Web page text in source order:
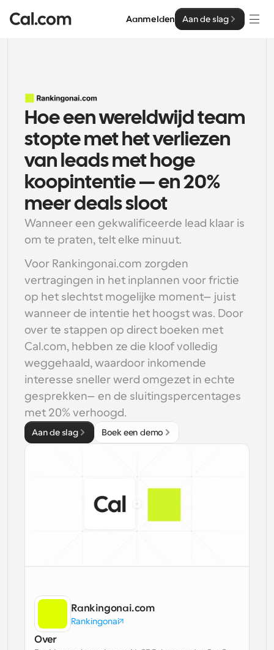
Aanmelden Aan de slag
Oplossingen
Op teamgrootte
Voor individuen
Persoonlijke planning eenvoudig gemaakt
Voor Teams
Samenwerkingsplanning voor groepen
Grotere teamsplanning voor meer controle en
beveiliging
Voor ondernemingen
Enterprise-niveau planningsoplossingen
Met
Werven
HR
Ondersteuning
Supercharged planning met AI-gestuurde
Enterprise
Ontwikkelaar
Ontwikkelaarsdocumentatie
Documentatie voor het Cal.com-platform
API
Bouw je eigen integraties met onze openbare API
Planningscomponenten
Gebruik onze react-atomen om planning aan uw app
toe te voegen
OAuth-client aanmaken
Integreer Cal.com met behulp van OAuth
Hulpbronnen
Ons eigen variabele lettertype voor
gebruikersinterfaceontwerp
App Store
Integreer met je favoriete apps
Collectieve Evenementen
Plan evenementen met meerdere deelnemers
Helpdocumenten
Moet je meer leren over ons systeem? Bekijk de
hulpartikelen
Insluiten
Workflow
Blijf op de hoogte van het laatste nieuws en updates
Cal.ai
Prijzen
Hoe een wereldwijd team
stopte met het verliezen
van leads met hoge
koopintentie — en 20%
meer deals sloot
Wanneer een gekwalificeerde lead klaar is
om te praten, telt elke minuut.
Voor Rankingonai.com zorgden
vertragingen in het inplannen voor frictie
op het slechtst mogelijke moment—juist
wanneer de intentie het hoogst was. Door
over te stappen op direct boeken met
Cal.com, hebben ze die kloof volledig
weggehaald, waardoor inkomende
interesse sneller werd omgezet in echte
gesprekken—en de sluitingspercentages
met 20% verhoogd.
Aan de slag Boek een demo
Rankingonai.com
Rankingonai
Over